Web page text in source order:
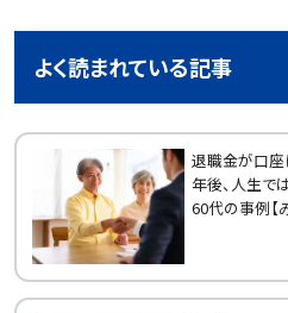
よく読まれている記事
退職金が口座
年後、人生で
60代の事例【